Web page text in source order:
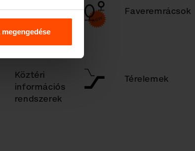
Kerékpártárolók
/ roller
támaszok
Faveremrácsok
Köztéri
információs
rendszerek
Térelemek